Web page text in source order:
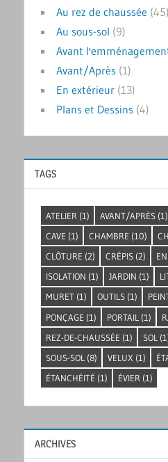
Au rez de chaussée (45)
Au sous-sol (9)
Avant
Avant/Après (1)
En extérieur (13)
Plans et Dessins (4)
TAGS
ATELIER (1) AVANT/APRÈS(1)
CAVE (1) CHAMBRE (10)
CLÔTURE (2) CRÉPIS(2)
ISOLATION (1) JARDIN (1)
MURET(1) OUTILS(1)
PONÇAGE (1) PORTAIL (1)
REZ-DE-CHAUSSÉE (1) SOL
SOUS-SOL (8) VELUX (1)
ÉTANCHÉITÉ (1) ÉVIER (1)
ARCHIVES